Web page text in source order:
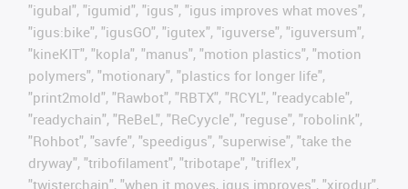
"igubal", "igumid", "igus", "igus improves what moves",
"igus:bike", "igusGO", "igutex", "iguverse", "iguversum",
"kineKIT", "kopla", "manus", "motion plastics", "motion
polymers", "motionary", "plastics for longer life",
"print2mold", "Rawbot", "RBTX", "RCYL", "readycable",
"readychain", "ReBeL", "ReCyycle", "reguse", "robolink",
"Rohbot", "savfe", "speedigus", "superwise", "take the
dryway", "tribofilament", "tribotape", "triflex",
"twisterchain", "when it moves, igus improves", "xirodur",